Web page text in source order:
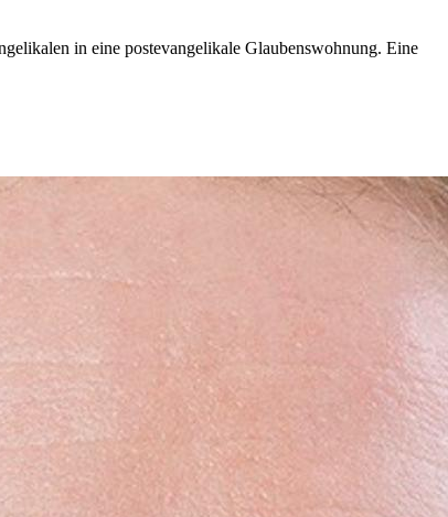
in eine postevangelikale Glaubenswohnung. Eine